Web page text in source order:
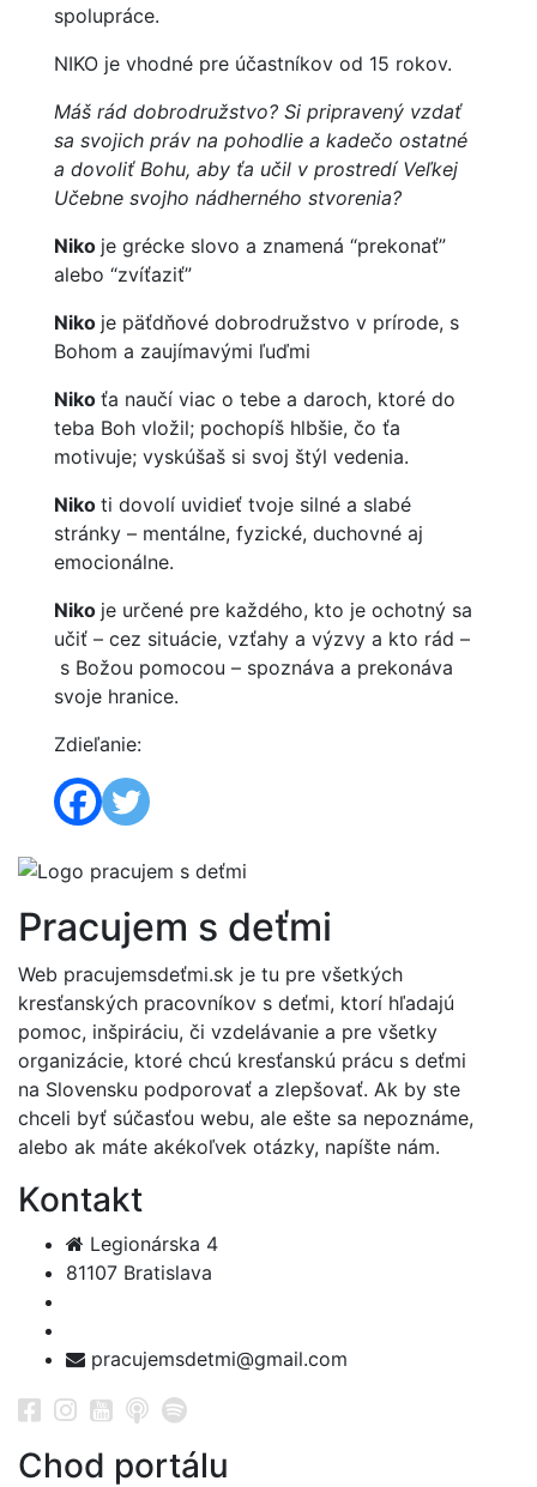
spolupráce.
NIKO je vhodné pre účastníkov od 15 rokov.
Máš rád dobrodružstvo? Si pripravený vzdať
sa svojich práv na pohodlie a kadečo ostatné
a dovoliť Bohu, aby ťa učil v prostredí Veľkej
Učebne svojho nádherného stvorenia?
Niko je grécke slovo a znamená “prekonať”
alebo “zvíťaziť”
Niko je päťdňové dobrodružstvo v prírode, s
Bohom a zaujímavými ľuďmi
Niko ťa naučí viac o tebe a daroch, ktoré do
teba Boh vložil; pochopíš hlbšie, čo ťa
motivuje; vyskúšaš si svoj štýl vedenia.
Niko ti dovolí uvidieť tvoje silné a slabé
stránky – mentálne, fyzické, duchovné aj
emocionálne.
Niko je určené pre každého, kto je ochotný sa
učiť – cez situácie, vzťahy a výzvy a kto rád –
s Božou pomocou – spoznáva a prekonáva
svoje hranice.
Zdieľanie:
Pracujem s deťmi
Web pracujemsdeťmi.sk je tu pre všetkých
kresťanských pracovníkov s deťmi, ktorí hľadajú
pomoc, inšpiráciu, či vzdelávanie a pre všetky
organizácie, ktoré chcú kresťanskú prácu s deťmi
na Slovensku podporovať a zlepšovať. Ak by ste
chceli byť súčasťou webu, ale ešte sa nepoznáme,
alebo ak máte akékoľvek otázky, napíšte nám.
Kontakt
Legionárska 4
81107 Bratislava
pracujemsdetmi@gmail.com
Chod portálu